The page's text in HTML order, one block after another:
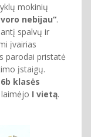
mokinių
voro nebijau“.
spalvų ir
įvairias
parodai pristatė
įstaigų.
6b klasės
I vietą.